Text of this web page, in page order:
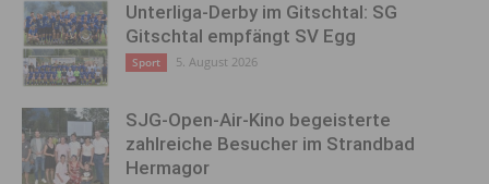
Unterliga-Derby im Gitschtal: SG
Gitschtal empfängt SV Egg
Sport 5. August 2026
SJG-Open-Air-Kino begeisterte
zahlreiche Besucher im Strandbad
Hermagor